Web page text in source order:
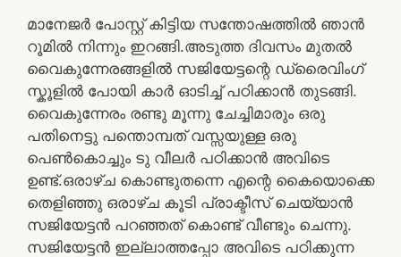
മാനേജർ പോസ്റ്റ്‌ കിട്ടിയ സന്തോഷത്തിൽ ഞാൻ
റൂമിൽ നിന്നും ഇറങ്ങി.അടുത്ത ദിവസം മുതൽ
വൈകുന്നേരങ്ങളിൽ സജിയേട്ടന്റെ ഡ്രൈവിംഗ്
സ്കൂളിൽ പോയി കാർ ഓടിച്ച് പഠിക്കാൻ തുടങ്ങി.
വൈകുന്നേരം രണ്ടു മൂന്നു ചേച്ചിമാരും ഒരു
പതിനെട്ടു പന്തൊമ്പത് വസ്സയുള്ള ഒരു
പെൺകൊച്ചും ടു വീലർ പഠിക്കാൻ അവിടെ
ഉണ്ട്.ഒരാഴ്ച കൊണ്ടുതന്നെ എന്റെ കൈയൊക്കെ
തെളിഞ്ഞു ഒരാഴ്ച കൂടി പ്രാക്ടീസ് ചെയ്യാൻ
സജിയേട്ടൻ പറഞ്ഞത് കൊണ്ട് വീണ്ടും ചെന്നു.
സജിയേട്ടൻ ഇല്ലാത്തപ്പോ അവിടെ പഠിക്കുന്ന